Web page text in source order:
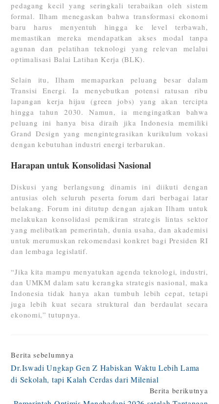
pedagang kecil yang seringkali terabaikan oleh sistem
formal. Ilham menegaskan bahwa transformasi ekonomi
baru harus menyentuh hingga ke level terbawah,
memastikan mereka mendapatkan akses modal tanpa
agunan dan pelatihan teknologi yang relevan melalui
optimalisasi Balai Latihan Kerja (BLK).
Selain itu, Ilham memaparkan peluang besar dalam
Transisi Energi. Ia menyebutkan potensi ratusan ribu
lapangan kerja hijau (green jobs) yang akan tercipta
hingga tahun 2030. Namun, ia mengingatkan bahwa
peluang ini hanya bisa diraih jika Indonesia memiliki
Grand Design yang mengintegrasikan kurikulum vokasi
dengan kebutuhan industri energi terbarukan.
Harapan untuk Konsolidasi Nasional
Diskusi yang berlangsung dinamis ini diikuti dengan
antusias oleh seluruh peserta forum dari berbagai latar
belakang. Forum ini ditutup dengan ajakan Ilham untuk
melakukan konsolidasi pemikiran strategis lintas sektor
yang melibatkan pemerintah, dunia usaha, dan akademisi
untuk merumuskan rekomendasi konkret bagi Presiden RI
dan lembaga legislatif.
“Jika kita mampu menyatukan agenda teknologi, industri,
dan UMKM dalam satu kerangka strategis nasional, maka
Indonesia tidak hanya akan tumbuh lebih cepat, tetapi
juga lebih kuat secara struktural dan berdaulat secara
ekonomi,” tutupnya.
Continue
Reading
Berita sebelumnya
Dr.Iswadi Ungkap Gen Z Habiskan Waktu Lebih Lama
di Sekolah, tapi Kalah Cerdas dari Milenial
Berita berikutnya